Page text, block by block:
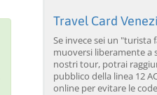
Travel Card
Se invece sei un "turista
muoversi liberamente a
nostri tour, potrai
pubblico della linea 12
online per evitare le